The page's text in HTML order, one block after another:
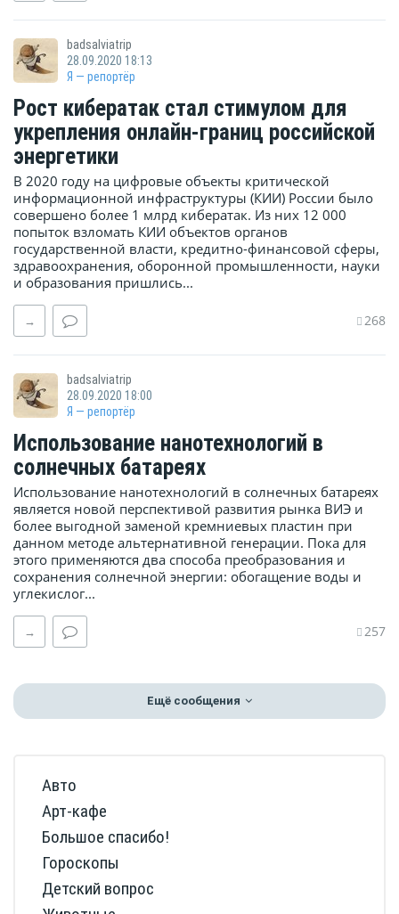
badsalviatrip
28.09.2020 18:13
Я — репортёр
Рост кибератак стал стимулом для
укрепления онлайн-границ российской
энергетики
В 2020 году на цифровые объекты критической
информационной инфраструктуры (КИИ) России было
совершено более 1 млрд кибератак. Из них 12 000
попыток взломать КИИ объектов органов
государственной власти, кредитно-финансовой сферы,
здравоохранения, оборонной промышленности, науки
и образования пришлись...
→ 268
badsalviatrip
28.09.2020 18:00
Я — репортёр
Использование нанотехнологий в
солнечных батареях
Использование нанотехнологий в солнечных батареях
является новой перспективой развития рынка ВИЭ и
более выгодной заменой кремниевых пластин при
данном методе альтернативной генерации. Пока для
этого применяются два способа преобразования и
сохранения солнечной энергии: обогащение воды и
углекислог...
→ 257
Ещё сообщения
Авто
Арт-кафе
Большое спасибо!
Гороскопы
Детский вопрос